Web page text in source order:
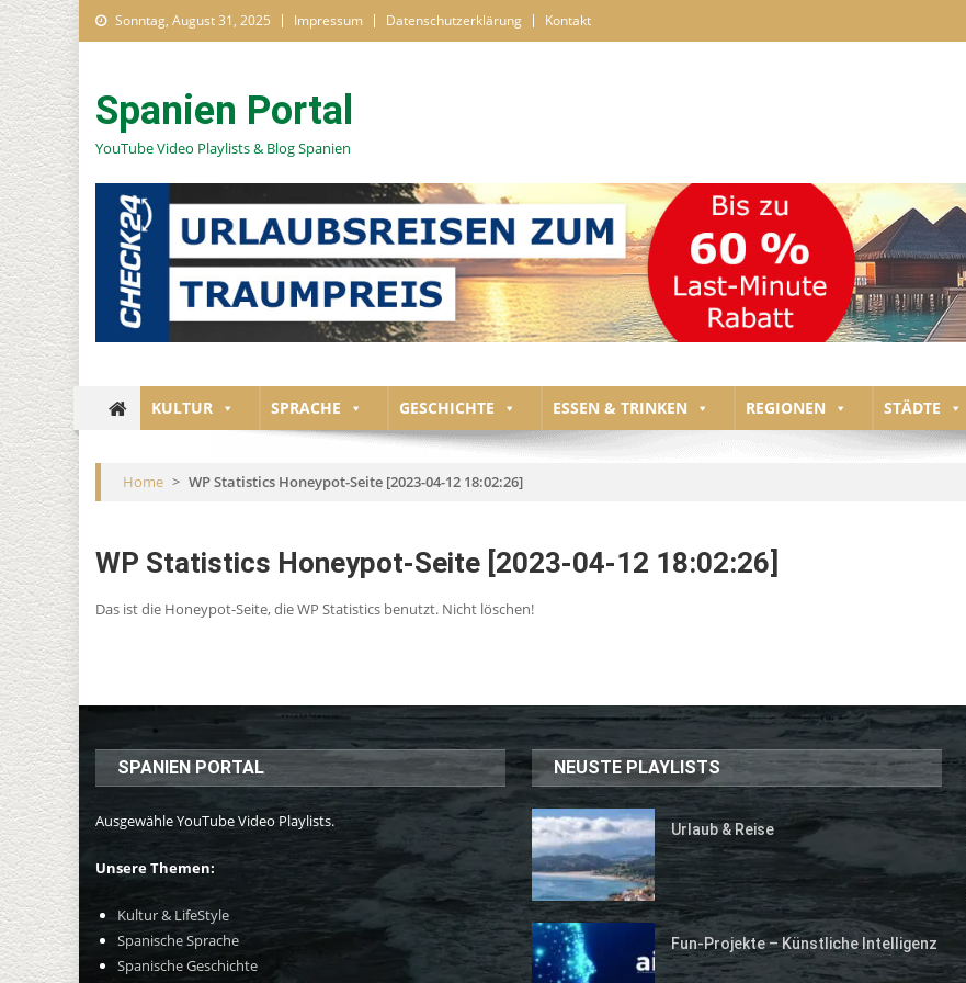
Skip to content
Sonntag, August 31, 2025 Impressum Datenschutzerklärung Kontakt
Spanien Portal
YouTube Video Playlists & Blog Spanien
KULTUR SPRACHE GESCHICHTE ESSEN & TRINKEN REGIONEN STÄDTE
Home > WP Statistics Honeypot-Seite [2023-04-12 18:02:26]
WP Statistics Honeypot-Seite [2023-04-12 18:02:26]
Das ist die Honeypot-Seite, die WP Statistics benutzt. Nicht löschen!
SPANIEN PORTAL
Ausgewähle YouTube Video Playlists.
Unsere Themen:
Kultur & LifeStyle
Spanische Sprache
Spanische Geschichte
NEUSTE PLAYLISTS
Urlaub & Reise
Fun-Projekte – Künstliche Intelligenz